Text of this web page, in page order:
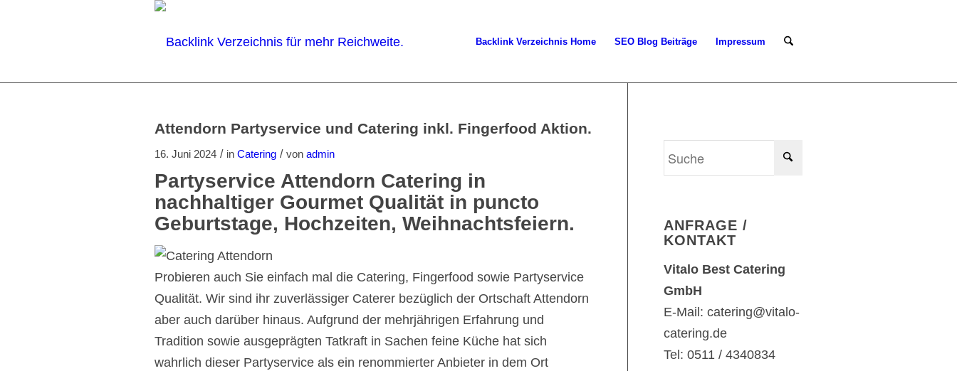
Backlink Verzeichnis Home SEO Blog Beiträge Impressum
Attendorn Partyservice und Catering inkl. Fingerfood Aktion.
16. Juni 2024 / in Catering / von admin
Partyservice Attendorn Catering in
nachhaltiger Gourmet Qualität in puncto
Geburtstage, Hochzeiten, Weihnachtsfeiern.
Probieren auch Sie einfach mal die Catering, Fingerfood sowie Partyservice
Qualität. Wir sind ihr zuverlässiger Caterer bezüglich der Ortschaft Attendorn
aber auch darüber hinaus. Aufgrund der mehrjährigen Erfahrung und
Tradition sowie ausgeprägten Tatkraft in Sachen feine Küche hat sich
wahrlich dieser Partyservice als ein renommierter Anbieter in dem Ort
ANFRAGE /
KONTAKT
Vitalo Best Catering
GmbH
E-Mail: catering@vitalo-
catering.de
Tel: 0511 / 4340834